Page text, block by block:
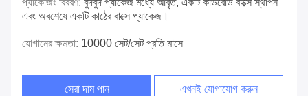
প্যাকেজিং বিবরণ: বুদবুদ প্যাকেজ মধ্যে আবৃত, একটি কার্ডবোর্ড বাক্সে স্থাপন
এবং অবশেষে একটি কাঠের বাক্সে প্যাকেজ।
যোগানের ক্ষমতা: 10000 সেট/সেট প্রতি মাসে
সেরা দাম পান এখনই যোগাযোগ করুন